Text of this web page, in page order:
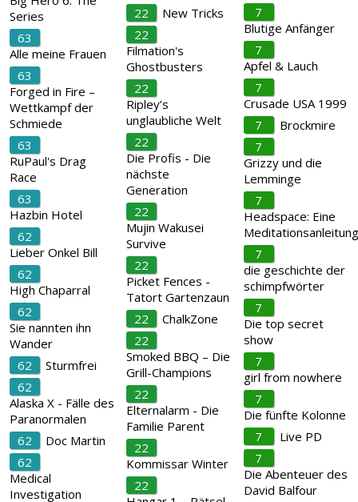
Series
63
Alle meine Frauen
63
Forged in Fire –
Wettkampf der
Schmiede
63
RuPaul's Drag
Race
63
Hazbin Hotel
62
Lieber Onkel Bill
62
High Chaparral
62
Sie nannten ihn
Wander
62
Sturmfrei
62
Alaska X - Fälle des
Paranormalen
62
Doc Martin
62
Medical
Investigation
22
New Tricks
22
Filmation's
Ghostbusters
22
Ripley’s
unglaubliche Welt
22
Die Profis - Die
nächste
Generation
22
Mujin Wakusei
Survive
22
Picket Fences -
Tatort Gartenzaun
22
ChalkZone
22
Smoked BBQ – Die
Grill-Champions
22
Elternalarm - Die
Familie Parent
22
Kommissar Winter
22
7
Blutige Anfänger
7
Apfel & Lauch
7
Crusade USA 1999
7
Brockmire
7
Grizzy und die
Lemminge
7
Headspace: Eine
Meditationsanleitung
7
die geschichte der
schimpfwörter
7
Die top secret
show
7
girl from nowhere
7
Die fünfte Kolonne
7
Live PD
7
Die Abenteuer des
David Balfour